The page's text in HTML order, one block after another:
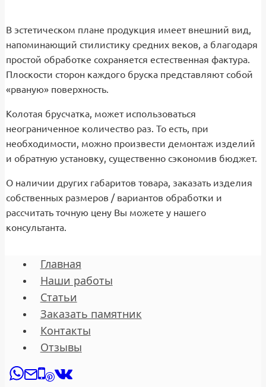
В эстетическом плане продукция имеет внешний вид,
напоминающий стилистику средних веков, а благодаря
простой обработке сохраняется естественная фактура.
Плоскости сторон каждого бруска представляют собой
«рваную» поверхность.
Колотая брусчатка, может использоваться
неограниченное количество раз. То есть, при
необходимости, можно произвести демонтаж изделий
и обратную установку, существенно сэкономив бюджет.
О наличии других габаритов товара, заказать изделия
собственных размеров / вариантов обработки и
рассчитать точную цену Вы можете у нашего
консультанта.
Главная
Наши работы
Статьи
Заказать памятник
Контакты
Отзывы